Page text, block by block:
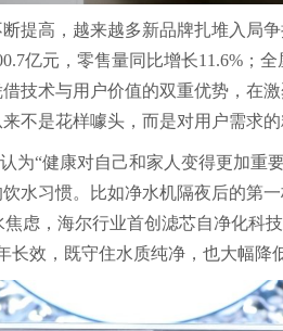
提高，越来越多新品牌扎堆入局
亿元，零售量同比增长11.6%；
技术与用户价值的双重优势，在
不是花样噱头，而是对用户需求的
为“健康对自己和家人变得更加重
水习惯。比如净水机隔夜后的第
虑，海尔行业首创滤芯自净化科
效，既守住水质纯净，也大幅降